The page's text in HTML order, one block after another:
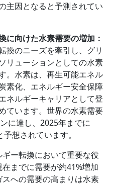
主因となると予測されてい
に向けた水素需要の増加：
換のニーズを牽引し、グリ
リューションとしての水素
。水素は、再生可能エネル
素化、エネルギー安全保障
ネルギーキャリアとして登
ています。世界の水素需要
に達し、2025年までに
想されています。
ー転換において重要な役
までに需要が約41%増加
への需要の高まりは水素